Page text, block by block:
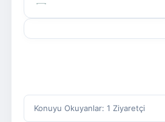
Konuyu Okuyanlar: 1 Ziyaretçi